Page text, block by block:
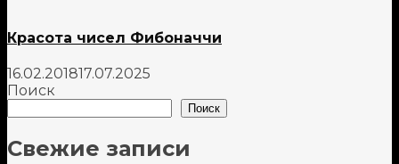
Красота чисел Фибоначчи
16.02.201817.07.2025
Поиск
Поиск
Свежие записи